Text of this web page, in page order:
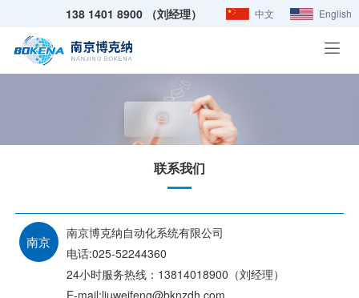
English
中文
138 1401 8900 （刘经理）
联系我们
南京
南京博克纳自动化系统有限公司
电话:025-52244360
24小时服务热线：13814018900（刘经理）
E-mail:liuweifeng@bknzdh.com